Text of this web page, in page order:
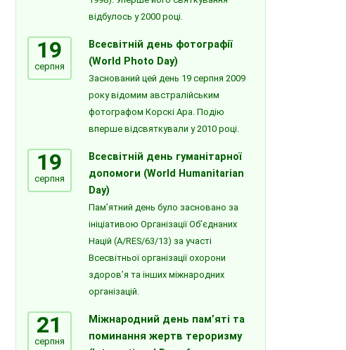
відбулось у 2000 році.
19
серпня
Всесвітній день фотографії
(World Photo Day)
Заснований цей день 19 серпня 2009
року відомим австралійським
фотографом Корскі Ара. Подію
вперше відсвяткували у 2010 році.
19
серпня
Всесвітній день гуманітарної
допомоги (World Humanitarian
Day)
Пам’ятний день було засновано за
ініціативою Організації Об’єднаних
Націй (A/RES/63/13) за участі
Всесвітньої організації охорони
здоров’я та інших міжнародних
організацій.
21
серпня
Міжнародний день пам’яті та
поминання жертв тероризму